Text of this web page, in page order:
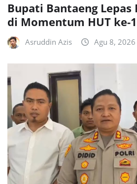
Bupati Bantaeng Lepas
di Momentum HUT ke-
Asruddin Azis Agu 8, 2026